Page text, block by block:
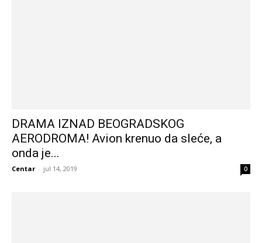
DRAMA IZNAD BEOGRADSKOG
AERODROMA! Avion krenuo da sleće, a
onda je...
Centar - jul 14, 2019 0